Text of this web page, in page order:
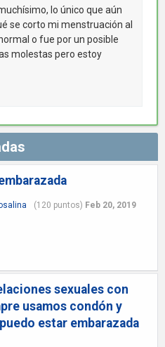
lo único que aún
se corto mi menstruación al
o fue por un posible
molestas pero estoy
(120 puntos) Feb 20, 2019
sexuales con
usamos condón y
estar embarazada